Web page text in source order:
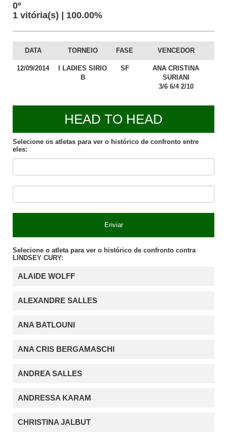
0º
1 vitória(s) | 100.00%
DATA TORNEIO FASE VENCEDOR
12/09/2014
I LADIES SIRIO
B
SF
ANA CRISTINA
SURIANI
3/6 6/4 2/10
HEAD TO HEAD
Selecione os atletas para ver o histórico de confronto entre
eles:
Enviar
Selecione o atleta para ver o histórico de confronto contra
LINDSEY CURY:
ALAIDE WOLFF
ALEXANDRE SALLES
ANA BATLOUNI
ANA CRIS BERGAMASCHI
ANDREA SALLES
ANDRESSA KARAM
CHRISTINA JALBUT